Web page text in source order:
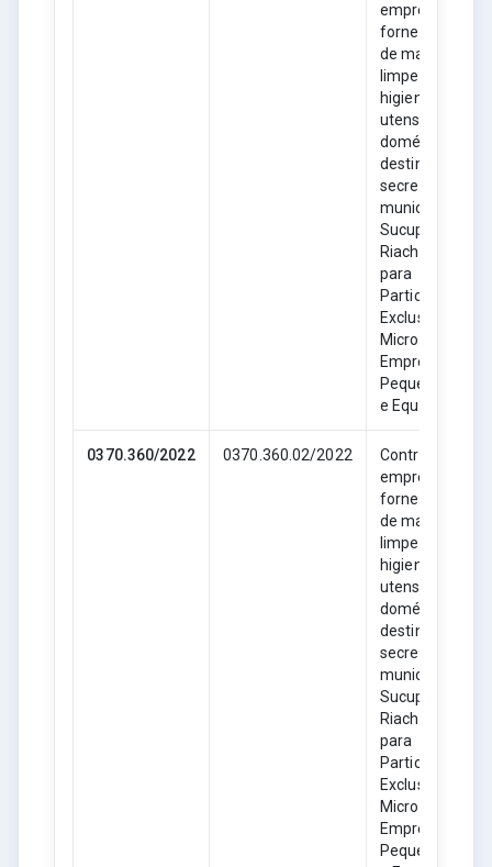
empresa para
fornecimento
de material de
limpeza,
higiene e
utensílios
domésticos,
destinado as
secretarias
municipais de
Sucupira do
Riachão- MA,
para
Participação
Exclusiva de
Empresas de
Pequeno Porte
e Equiparadas.
0370.360/2022 0370.360.02/2022
Contratação de
empresa para
fornecimento
de material de
limpeza,
higiene e
utensílios
domésticos,
destinado as
secretarias
municipais de
Sucupira do
Riachão- MA,
para
Participação
Exclusiva de
Empresas de
Pequeno Porte